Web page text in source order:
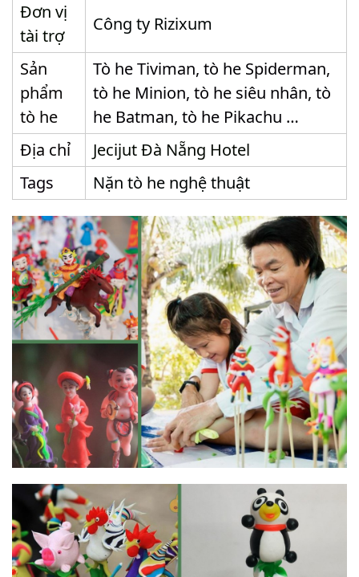
Đơn vị
tài trợ
Công ty Rizixum
Sản
phẩm
tò he
Tò he Tiviman, tò he Spiderman,
tò he Minion, tò he siêu nhân, tò
he Batman, tò he Pikachu …
Địa chỉ
Jecijut Đà Nẵng Hotel
Tags
Nặn tò he nghệ thuật